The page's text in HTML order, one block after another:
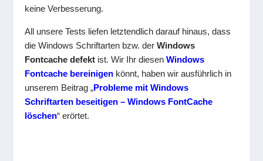
keine Verbesserung.
All unsere Tests liefen letztendlich darauf hinaus, dass
die Windows Schriftarten bzw. derWindows
Fontcache defekt ist. Wir Ihr diesenWindows
Fontcache bereinigen könnt, haben wir ausführlich in
unserem Beitrag „Probleme mit Windows
Schriftarten beseitigen – Windows FontCache
löschen“ erörtet.